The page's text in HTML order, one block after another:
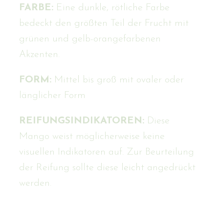
FARBE: Eine dunkle, rötliche Farbe
bedeckt den größten Teil der Frucht mit
grünen und gelb-orangefarbenen
Akzenten.
FORM: Mittel bis groß mit ovaler oder
länglicher Form
REIFUNGSINDIKATOREN: Diese
Mango weist möglicherweise keine
visuellen Indikatoren auf. Zur Beurteilung
der Reifung sollte diese leicht angedrückt
werden.